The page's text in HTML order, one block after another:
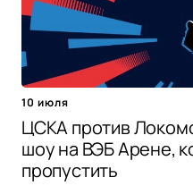
10 июля
ЦСКА против
шоу на ВЭБ Арене,
пропустить